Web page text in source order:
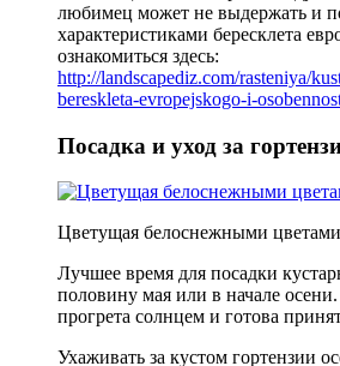
любимец может не выдержать и
характеристиками бересклета
ознакомиться здесь:
http://landscapediz.com/rasteniya/
bereskleta-evropejskogo-i-
Посадка и уход за
Цветущая белоснежными цветами
Лучшее время для посадки
половину мая или в начале
прогрета солнцем и готова
Ухаживать за кустом гортензии